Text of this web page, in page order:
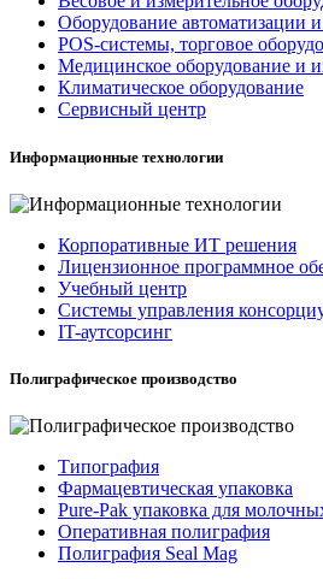
Оборудование автоматизации
POS-системы, торговое
Медицинское оборудование и
Климатическое оборудование
Сервисный центр
Информационные технологии
Корпоративные ИТ решения
Лицензионное программное
Учебный центр
Системы управления
IT-аутсорсинг
Полиграфическое производство
Типография
Фармацевтическая упаковка
Pure-Pak упаковка для
Оперативная полиграфия
Полиграфия Seal Mag